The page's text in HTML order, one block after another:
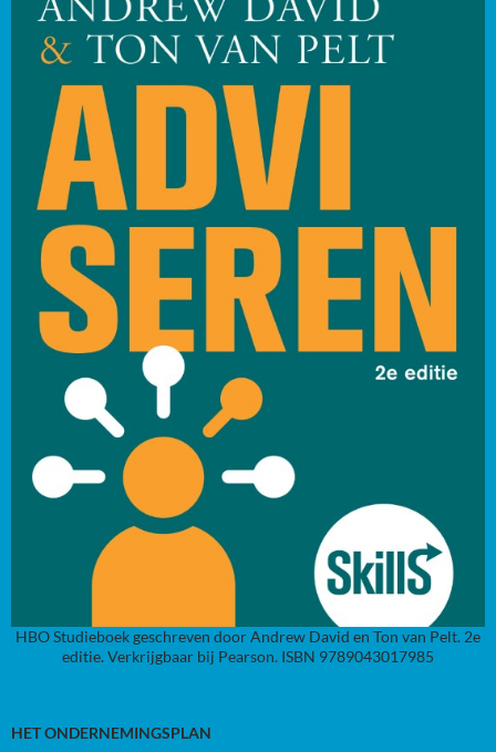
HBO Studieboek geschreven door Andrew David en Ton van Pelt. 2e
editie. Verkrijgbaar bij Pearson. ISBN 9789043017985
HET ONDERNEMINGSPLAN